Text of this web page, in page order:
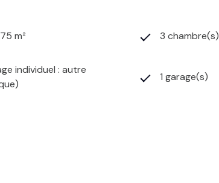
m² 3 chambre(s)
individuel : autre
1 garage(s)